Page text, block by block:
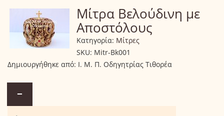
Μίτρα Βελούδινη με
Αποστόλους
Κατηγορία: Μίτρες
SKU: Mitr-Bk001
Δημιουργήθηκε από: Ι. Μ. Π. Οδηγητρίας Τιθορέα
−